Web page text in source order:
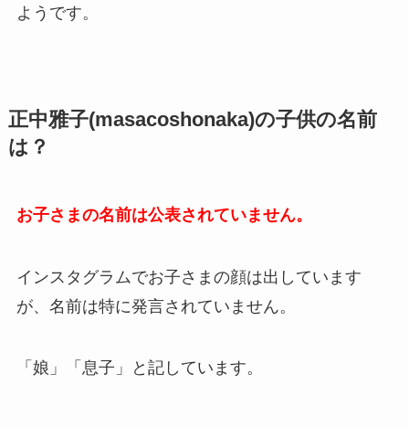
ようです。
正中雅子(masacoshonaka)の子供の名前
は？
お子さまの名前は公表されていません。
インスタグラムでお子さまの顔は出しています
が、名前は特に発言されていません。
「娘」「息子」と記しています。